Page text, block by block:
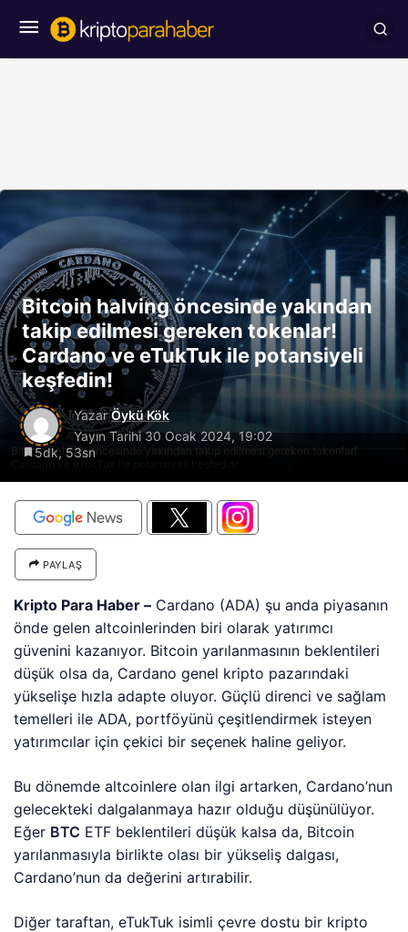
Bitcoin halving öncesinde yakından takip edilmesi gereken tokenlar!
Cardano ve eTukTuk ile potansiyeli keşfedin!
Bitcoin halving öncesinde yakından
takip edilmesi gereken tokenlar!
Cardano ve eTukTuk ile potansiyeli
keşfedin!
YazarÖykü Kök
Yayın Tarihi30 Ocak 2024, 19:02
5dk, 53sn
PAYLAŞ
Kripto Para Haber – Cardano (ADA) şu anda piyasanın
önde gelen altcoinlerinden biri olarak yatırımcı
güvenini kazanıyor. Bitcoin yarılanmasının beklentileri
düşük olsa da, Cardano genel kripto pazarındaki
yükselişe hızla adapte oluyor. Güçlü direnci ve sağlam
temelleri ile ADA, portföyünü çeşitlendirmek isteyen
yatırımcılar için çekici bir seçenek haline geliyor.
Bu dönemde altcoinlere olan ilgi artarken, Cardano’nun
gelecekteki dalgalanmaya hazır olduğu düşünülüyor.
Eğer BTC ETF beklentileri düşük kalsa da, Bitcoin
yarılanmasıyla birlikte olası bir yükseliş dalgası,
Cardano’nun da değerini artırabilir.
Diğer taraftan, eTukTuk isimli çevre dostu bir kripto